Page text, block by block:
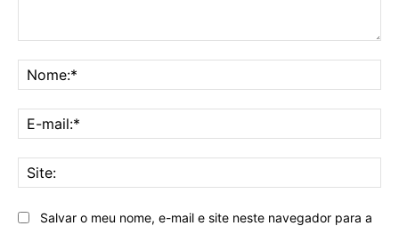
Salvar o meu nome, e-mail e site neste navegador para a